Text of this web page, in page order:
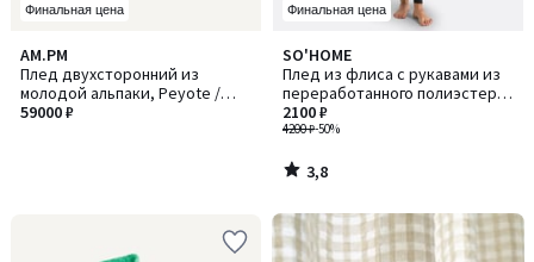
Финальная цена
AM.PM
Плед двухсторонний из
молодой альпаки, Peyote /
Пейот
59000 ₽
Финальная цена
SO'HOME
Плед из флиса с рукавами из
переработанного полиэстера,
Javi / Джави
4200 ₽-50%
2100 ₽
3,8
/ 5
3,8
/
-